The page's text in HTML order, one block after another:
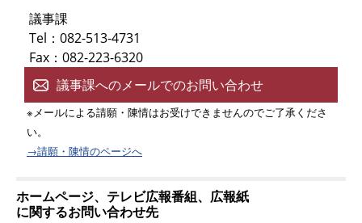
議事課
Tel：082-513-4731
Fax：082-223-6320
議事課へのメールでのお問い合わせ
※メールによる請願・陳情はお受けできませんのでご了承くださ
い。
→請願・陳情のページへ
ホームページ、テレビ広報番組、広報紙
に関するお問い合わせ先